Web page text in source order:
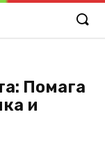
Помага
и